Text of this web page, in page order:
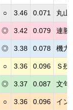
○ 3.46 0.071 丸山
◎ 3.42 0.079 連勝
◎ 3.38 0.078 機力
○ 3.36 0.096 Ｓ残
◎ 3.37 0.087 文句
○ 3.36 0.096 イン